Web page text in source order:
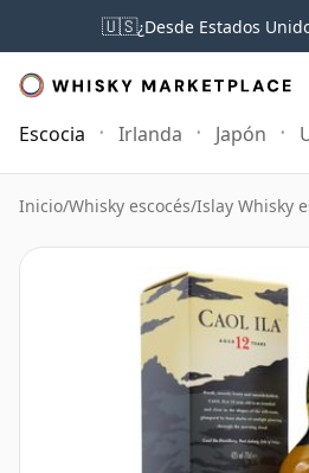
🇺🇸¿Desde Estados
Escocia Irlanda Japón
Inicio/Whisky escocés/Islay Whisky